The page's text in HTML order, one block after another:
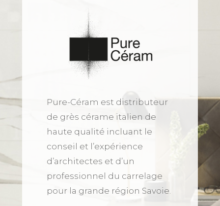
Pure-Céram est distributeur
de grès cérame italien de
haute qualité incluant le
conseil et l’expérience
d’architectes et d’un
professionnel du carrelage
pour la grande région Savoie.